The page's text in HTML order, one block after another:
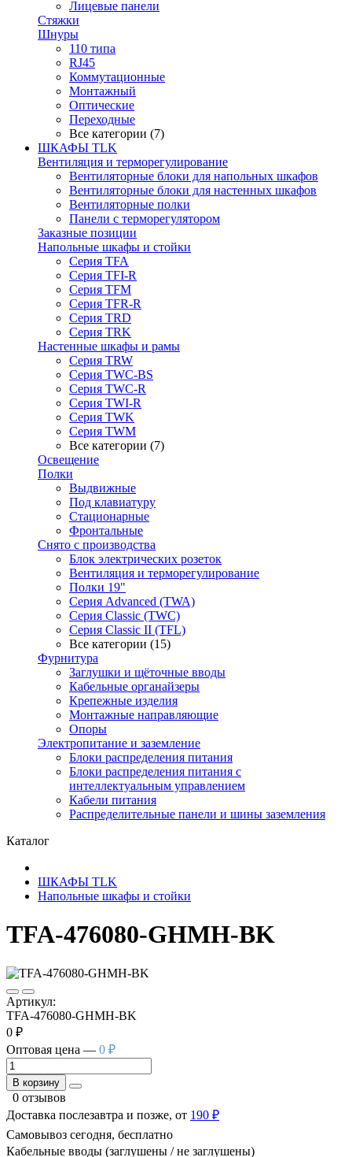
Лицевые панели
Стяжки
Шнуры
110 типа
RJ45
Коммутационные
Монтажный
Оптические
Переходные
Все категории (7)
ШКАФЫ TLK
Вентиляция и терморегулирование
Вентиляторные блоки для напольных шкафов
Вентиляторные блоки для настенных шкафов
Вентиляторные полки
Панели с терморегулятором
Заказные позиции
Напольные шкафы и стойки
Серия TFA
Серия TFI-R
Серия TFM
Серия TFR-R
Серия TRD
Серия TRK
Настенные шкафы и рамы
Серия TRW
Серия TWC-BS
Серия TWC-R
Серия TWI-R
Серия TWK
Серия TWM
Все категории (7)
Освещение
Полки
Выдвижные
Под клавиатуру
Стационарные
Фронтальные
Снято с производства
Блок электрических розеток
Вентиляция и терморегулирование
Полки 19"
Серия Advanced (TWA)
Серия Classic (TWC)
Серия Classic II (TFL)
Все категории (15)
Фурнитура
Заглушки и щёточные вводы
Кабельные органайзеры
Крепежные изделия
Монтажные направляющие
Опоры
Электропитание и заземление
Блоки распределения питания
Блоки распределения питания с
интеллектуальным управлением
Кабели питания
Распределительные панели и шины заземления
Каталог
ШКАФЫ TLK
Напольные шкафы и стойки
TFA-476080-GHMH-BK
Артикул:
TFA-476080-GHMH-BK
0 ₽
Оптовая цена — 0 ₽
В корзину
0 отзывов
Доставка послезавтра и позже, от 190 ₽
Самовывоз сегодня, бесплатно
Кабельные вводы (заглушены / не заглушены)